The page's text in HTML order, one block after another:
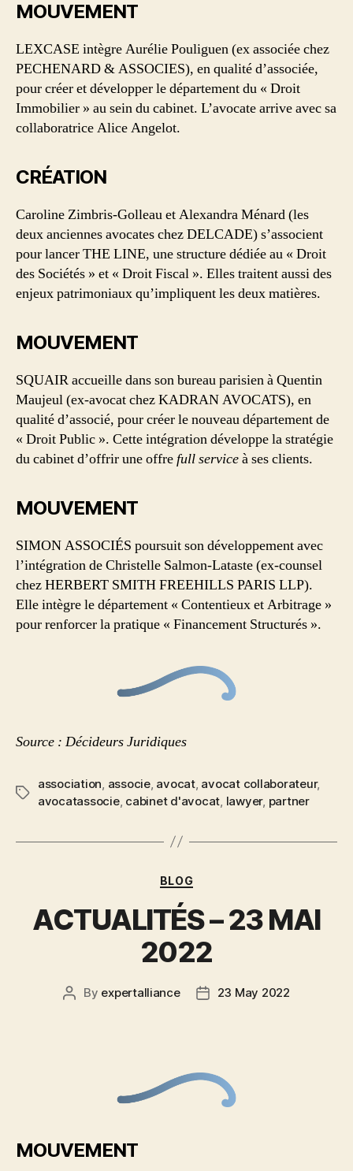
MOUVEMENT
LEXCASE intègre Aurélie Pouliguen (ex associée chez
PECHENARD & ASSOCIES), en qualité d’associée,
pour créer et développer le département du « Droit
Immobilier » au sein du cabinet. L’avocate arrive avec sa
collaboratrice Alice Angelot.
CRÉATION
Caroline Zimbris-Golleau et Alexandra Ménard (les
deux anciennes avocates chez DELCADE) s’associent
pour lancer THE LINE, une structure dédiée au « Droit
des Sociétés » et « Droit Fiscal ». Elles traitent aussi des
enjeux patrimoniaux qu’impliquent les deux matières.
MOUVEMENT
SQUAIR accueille dans son bureau parisien à Quentin
Maujeul (ex-avocat chez KADRAN AVOCATS), en
qualité d’associé, pour créer le nouveau département de
« Droit Public ». Cette intégration développe la stratégie
du cabinet d’offrir une offrefull serviceà ses clients.
MOUVEMENT
SIMON ASSOCIÉS poursuit son développement avec
l’intégration de Christelle Salmon-Lataste (ex-counsel
chez HERBERT SMITH FREEHILLS PARIS LLP).
Elle intègre le département « Contentieux et Arbitrage »
pour renforcer la pratique « Financement Structurés ».
Source : Décideurs Juridiques
association, associe, avocat, avocat collaborateur,
avocatassocie, cabinet d'avocat, lawyer, partner
BLOG
ACTUALITÉS – 23 MAI
2022
By expertalliance 23 May 2022
MOUVEMENT